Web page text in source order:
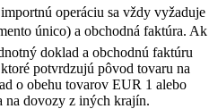
operáciu sa vždy vyžaduje
único) a obchodná faktúra. Ak
doklad a obchodnú faktúru
potvrdzujú pôvod tovaru na
o obehu tovarov EUR 1 alebo
na dovozy z iných krajín.